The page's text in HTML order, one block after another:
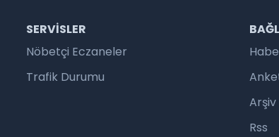
SERVISLER
Nöbetçi Eczaneler
Trafik Durumu
Arşiv
Rss